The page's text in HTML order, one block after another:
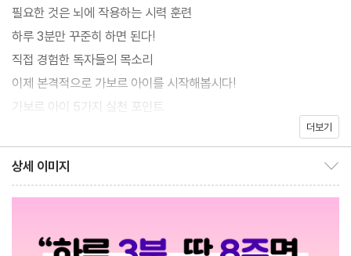
『3분만 바라보면 눈이 밝아진다』는 유튜브나 SNS에서 흔히 접할
수 있는 단순 반복형 훈련법의 한계를 넘어, 다양한 시각 자극과 단
계별 난이도 설계를 결합한 확장형 트레이닝을 제안한다. 이번 심화
판은 기존 4주 프로그램을 8주로 확장해 훈련의 밀도와 지속성을
높였고, ‘숨은 줄무늬 찾기’, ‘무게 재기’, ‘사다리 타기’ 등 훈련 방식
을 다채롭게 발전시켜 지루함 없이 지속할 수 있도록 구성했다. 또한
초급·중급·상급으로 난이도를 세분화해 처음 시작하는 사람부터 더
높은 단계의 변화를 원하는 사람까지 자신의 수준에 맞게 선택할 수
〈3분 시리즈〉 전작 독자라면 더 깊어진 변화를 통해 다음 단계로 나
필요한 것은 뇌에 작용하는 시력 훈련
하루 3분만 꾸준히 하면 된다!
직접 경험한 독자들의 목소리
이제 본격적으로 가보르 아이를 시작해봅시다!
가보르 아이 5가지 실천 포인트
1일 차~14일 차 문제
정답
가보르 아이 무엇이든 Q&A①
더보기
상세 이미지